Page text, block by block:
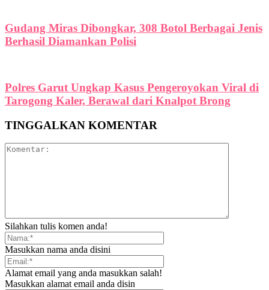
Gudang Miras Dibongkar, 308 Botol Berbagai Jenis
Berhasil Diamankan Polisi
Polres Garut Ungkap Kasus Pengeroyokan Viral di
Tarogong Kaler, Berawal dari Knalpot Brong
TINGGALKAN KOMENTAR
Silahkan tulis komen anda!
Masukkan nama anda disini
Alamat email yang anda masukkan salah!
Masukkan alamat email anda disin